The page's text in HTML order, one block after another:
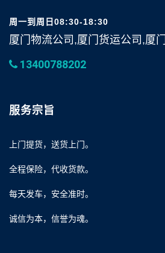
周一到周日08:30-18:30
厦门物流公司,厦门货运公司,厦
13400788202
服务宗旨
上门提货，送货上门。
全程保险，代收货款。
每天发车，安全准时。
诚信为本，信誉为魂。